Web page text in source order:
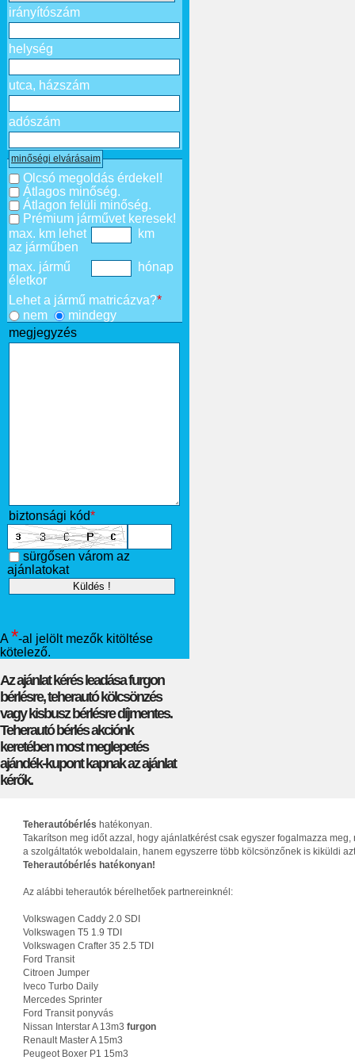
irányítószám
helység
utca, házszám
adószám
minőségi elvárásaim
Olcsó megoldás érdekel!
Átlagos minőség.
Átlagon felüli minőség.
Prémium járművet keresek!
max. km lehet
az járműben
km
max. jármű
életkor
hónap
Lehet a jármű matricázva?*
nem
mindegy
megjegyzés
biztonsági kód*
sürgősen várom az
ajánlatokat
A *-al jelölt mezők kitöltése
kötelező.
Az ajánlat kérés leadása furgon
bérlésre, teherautó kölcsönzés
vagy kisbusz bérlésre díjmentes.
Teherautó bérlés akciónk
keretében most meglepetés
ajándék-kupont kapnak az ajánlat
kérők.
Teherautóbérlés hatékonyan.
Takarítson meg időt azzal, hogy ajánlatkérést csak egyszer fogalmazza
a szolgáltatók weboldalain, hanem egyszerre több kölcsönzőnek is kiküldi
Teherautóbérlés hatékonyan!
Az alábbi teherautók bérelhetőek partnereinknél:
Volkswagen Caddy 2.0 SDI
Volkswagen T5 1.9 TDI
Volkswagen Crafter 35 2.5 TDI
Ford Transit
Citroen Jumper
Iveco Turbo Daily
Mercedes Sprinter
Ford Transit ponyvás
Nissan Interstar A 13m3 furgon
Renault Master A 15m3
Peugeot Boxer P1 15m3